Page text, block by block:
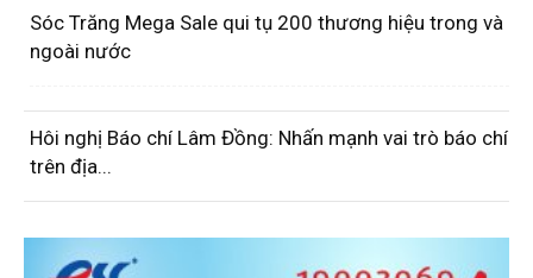
Sóc Trăng Mega Sale qui tụ 200 thương hiệu trong và
ngoài nước
Hôi nghị Báo chí Lâm Đồng: Nhấn mạnh vai trò báo chí
trên địa...